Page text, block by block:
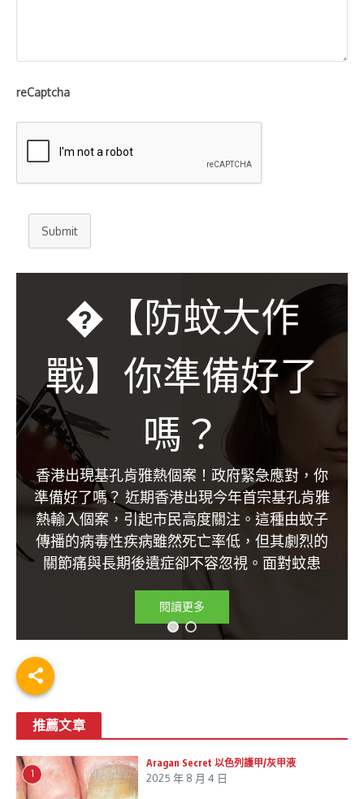
reCaptcha
Submit
�【防蚊大作
戰】你準備好了
嗎？
香港出現基孔肯雅熱個案！政府緊急應對，你
準備好了嗎？ 近期香港出現今年首宗基孔肯雅
熱輸入個案，引起市民高度關注。這種由蚊子
傳播的病毒性疾病雖然死亡率低，但其劇烈的
關節痛與長期後遺症卻不容忽視。面對蚊患
閱讀更多
推薦文章
1
Aragan Secret 以色列護甲/灰甲液
2025 年 8 月 4 日